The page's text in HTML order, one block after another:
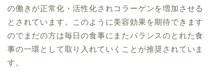
の働きが正常化・活性化されコラーゲンを増加させる
とされています。このように美容効果を期待できます
のでまだの方は毎日の食事にまたバランスのとれた食
事の一環として取り入れていくことが推奨されていま
す。